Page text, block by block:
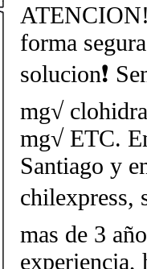
forma
solucion❗
mg√
mg√ ETC.
Santiago y
chilexpress,
mas de 3
experiencia,